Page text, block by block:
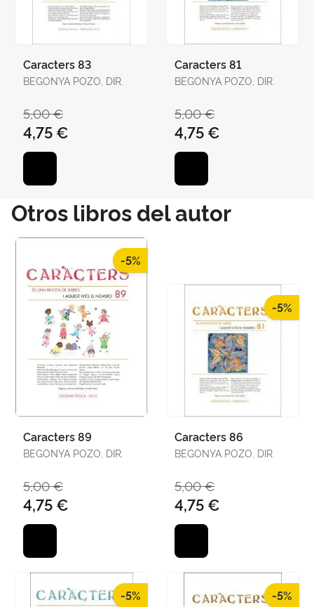
Caracters 83
BEGONYA POZO, DIR.
5,00 €
4,75 €
Caracters 81
BEGONYA POZO, DIR.
5,00 €
4,75 €
Otros libros del autor
-5%
Caracters 89
BEGONYA POZO, DIR.
5,00 €
4,75 €
-5%
Caracters 86
BEGONYA POZO, DIR.
5,00 €
4,75 €
-5% -5%